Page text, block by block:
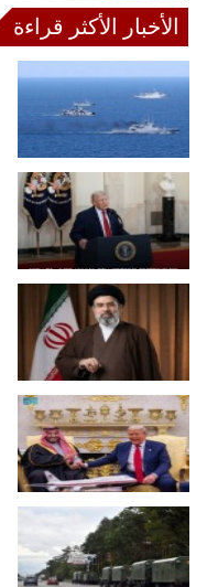
الأخبار الأكثر قراءة